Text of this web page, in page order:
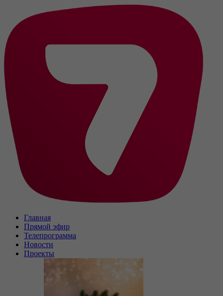
Главная
Прямой эфир
Телепрограмма
Новости
Проекты